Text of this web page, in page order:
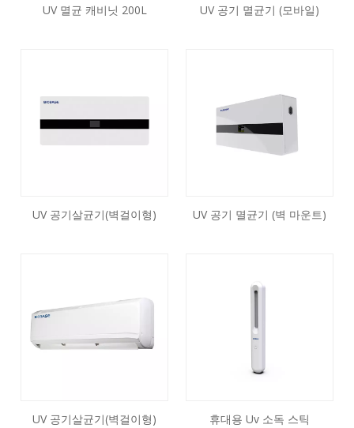
UV 멸균 캐비닛 200L UV 공기 멸균기 (모바일)
UV 공기살균기(벽걸이형) UV 공기 멸균기 (벽 마운트)
UV 공기살균기(벽걸이형) 휴대용 Uv 소독 스틱